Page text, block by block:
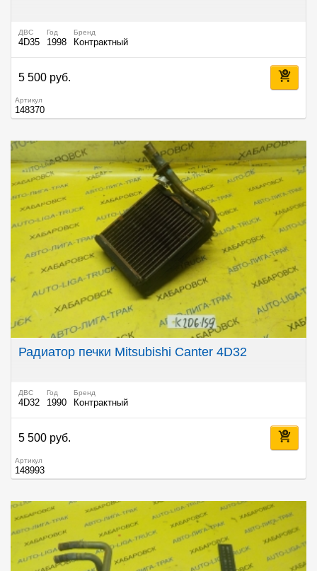
ДВС
4D35
Год
1998
Бренд
Контрактный
5 500 руб.
Артикул
148370
Радиатор печки Mitsubishi Canter 4D32
ДВС
4D32
Год
1990
Бренд
Контрактный
5 500 руб.
Артикул
148993